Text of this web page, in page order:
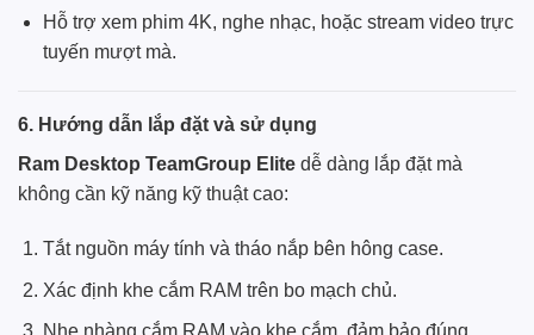
Hỗ trợ xem phim 4K, nghe nhạc, hoặc stream video trực
tuyến mượt mà.
6. Hướng dẫn lắp đặt và sử dụng
Ram Desktop TeamGroup Elite dễ dàng lắp đặt mà
không cần kỹ năng kỹ thuật cao:
Tắt nguồn máy tính và tháo nắp bên hông case.
Xác định khe cắm RAM trên bo mạch chủ.